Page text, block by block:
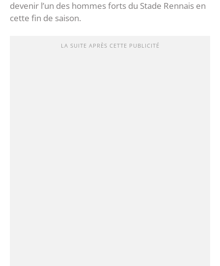
devenir l’un des hommes forts du Stade Rennais en
cette fin de saison.
LA SUITE APRÈS CETTE PUBLICITÉ